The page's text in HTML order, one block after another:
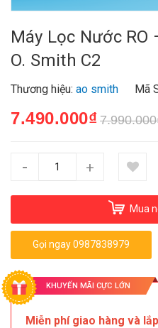
Máy Lọc Nước RO
O. Smith C2
Thương hiệu: ao smith Mã
7.490.000₫
- +
Mua
Gọi ngay 0987838979
KHUYẾN MÃI CỰC LỚN
Miễn phí giao hàng và